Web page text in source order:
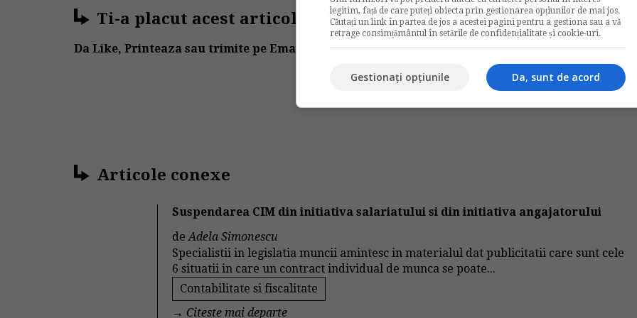
Ti-a placut acest articol?
Da Like, Printeaza sau trimite pe Email!
Votati articolul
Nota: 5din1voturi
Articole conexe
Suspendarea CIM din initiativa salariatului si din initiativa angajatorului
deAdela Simonescu
Specialistii in legislatia muncii amintesc in materialul dat publicitatii care sunt cele
6 situatii in care un contract individual de munca se poate...
Contabilitate si fiscalitate
→ Citeste mai departe
legitim, față de care puteți obiecta prin gestionarea opțiunilor de mai jos.
Căutați un link în partea de jos a acestei pagini pentru a gestiona sau a vă
retrage consimțământul în setările de confidențialitate și cookie-uri.
Da, sunt de acord
Gestionați opțiunile